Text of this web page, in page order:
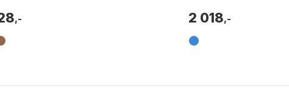
,- 2 018,-